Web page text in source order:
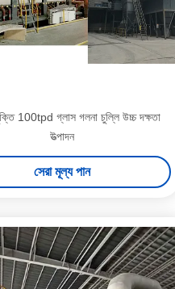
100tpd গ্লাস গলনা চুল্লি উচ্চ দক্ষতা
উত্পাদন
সেরা মূল্য পান